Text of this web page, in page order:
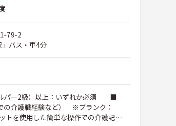
79-2
バス・車4分
パー2級）以上：いずれか必須 ■
の介護職経験など） ※ブランク：
を使用した簡単な操作での介護記録